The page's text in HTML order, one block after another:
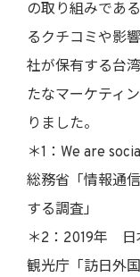
の取り組みであ
るクチコミや影
社が保有する台
たなマーケティ
りました。
＊1：We are
総務省「情報通
する調査」
＊2：2019年 日
観光庁「訪日外